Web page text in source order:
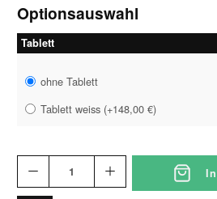
Optionsauswahl
Tablett
ohne Tablett
Tablett weiss (+148,00 €)